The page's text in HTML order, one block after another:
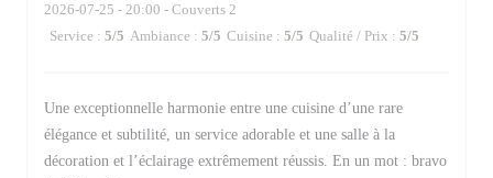
2026-07-25 - 20:00 - Couverts 2
Service : 5/5 Ambiance : 5/5 Cuisine : 5/5 Qualité / Prix : 5/5
Une exceptionnelle harmonie entre une cuisine d’une rare
élégance et subtilité, un service adorable et une salle à la
décoration et l’éclairage extrêmement réussis. En un mot : bravo